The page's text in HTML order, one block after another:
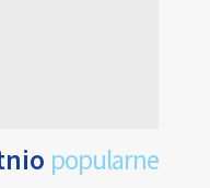
popularne